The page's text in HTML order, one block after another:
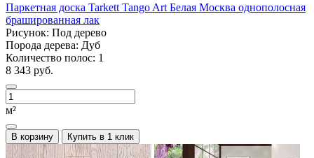
Паркетная доска Tarkett Tango Art Белая Москва однополосная
брашированная лак
Рисунок: Под дерево
Порода дерева: Дуб
Количество полос: 1
8 343 руб.
м²
В корзину Купить в 1 клик